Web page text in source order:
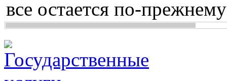
все остается по-